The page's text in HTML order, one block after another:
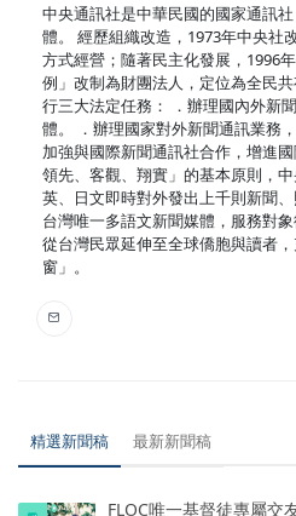
中央通訊社是中華民國的國家通訊
體。 經歷組織改造，1973年中央社
方式經營；隨著民主化發展，1996
例」改制為財團法人，定位為全民
行三大法定任務： ．辦理國內外新
體。 ．辦理國家對外新聞通訊業務
加強與國際新聞通訊社合作，增進國
領先、客觀、翔實」的基本原則，中
英、日文即時對外發出上千則新聞
台灣唯一多語文新聞媒體，服務對
從台灣民眾延伸至全球僑胞與讀者
窗」。
精選新聞稿 最新新聞稿
FLOC唯一基督徒專屬交